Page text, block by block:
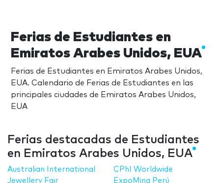
Ferias de Estudiantes en
Emiratos Arabes Unidos, EUA
Ferias de Estudiantes en Emiratos Arabes Unidos,
EUA. Calendario de Ferias de Estudiantes en las
principales ciudades de Emiratos Arabes Unidos,
EUA
Ferias destacadas de Estudiantes
en Emiratos Arabes Unidos, EUA
Australian International
Jewellery Fair
CPhI Worldwide
ExpoMina Perú